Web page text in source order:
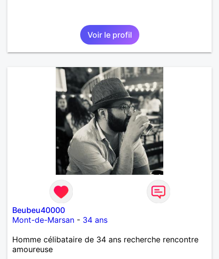
Voir le profil
Beubeu40000
Mont-de-Marsan - 34 ans
Homme célibataire de 34 ans recherche rencontre
amoureuse